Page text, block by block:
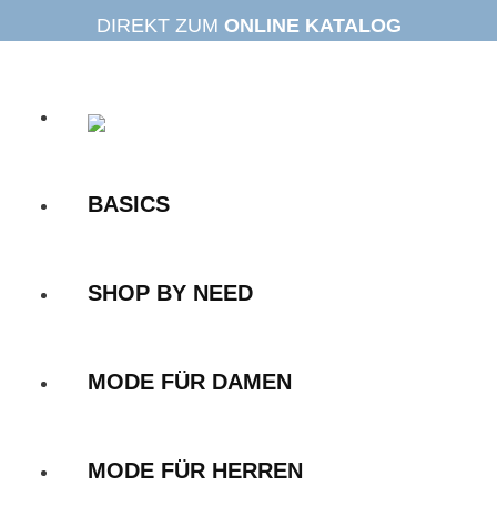
Inhalt
DIREKT ZUM ONLINE KATALOG
BASICS
SHOP BY NEED
MODE FÜR DAMEN
MODE FÜR HERREN